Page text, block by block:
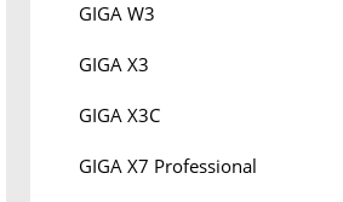
GIGA W3
GIGA X3
GIGA X3C
GIGA X7 Professional